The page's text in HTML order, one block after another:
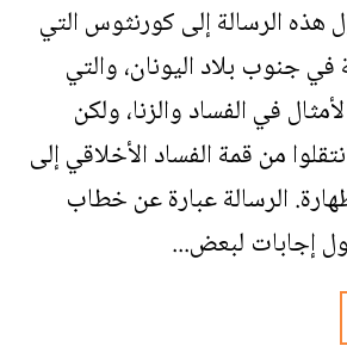
الرسالة إلى كورنثوس التي
جنوب بلاد اليونان، والتي
في الفساد والزنا، ولكن
من قمة الفساد الأخلاقي إلى
الرسالة عبارة عن خطاب
إجابات لبعض...